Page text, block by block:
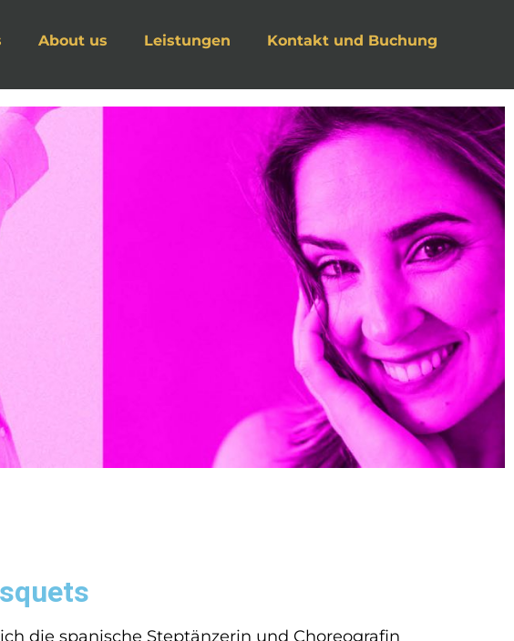
About us Leistungen Kontakt und Buchung
die spanische Steptänzerin und Choreografin